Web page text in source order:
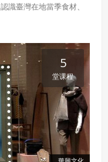
識臺灣在地當季食材、
等知識。
5
堂课程